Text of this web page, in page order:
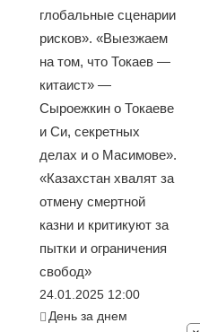
глобальные сценарии
рисков». «Выезжаем
на том, что Токаев —
китаист» —
Сыроежкин о Токаеве
и Си, секретных
делах и о Масимове».
«Казахстан хвалят за
отмену смертной
казни и критикуют за
пытки и ограничения
свобод»
24.01.2025 12:00
День за днем